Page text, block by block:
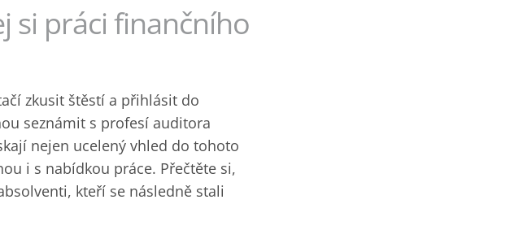
si práci finančního
zkusit štěstí a přihlásit do
seznámit s profesí auditora
nejen ucelený vhled do tohoto
i s nabídkou práce. Přečtěte si,
kteří se následně stali